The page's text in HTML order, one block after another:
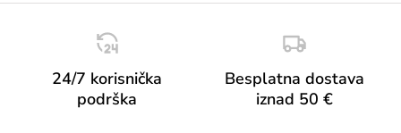
24/7 korisnička
podrška
Besplatna dostava
iznad 50 €